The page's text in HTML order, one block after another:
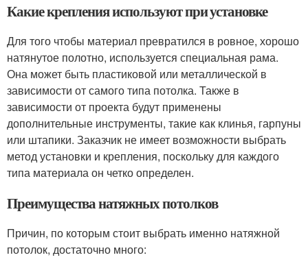
Какие крепления используют при установке
Для того чтобы материал превратился в ровное, хорошо
натянутое полотно, используется специальная рама.
Она может быть пластиковой или металлической в
зависимости от самого типа потолка. Также в
зависимости от проекта будут применены
дополнительные инструменты, такие как клинья, гарпуны
или штапики. Заказчик не имеет возможности выбрать
метод установки и крепления, поскольку для каждого
типа материала он четко определен.
Преимущества натяжных потолков
Причин, по которым стоит выбрать именно натяжной
потолок, достаточно много: